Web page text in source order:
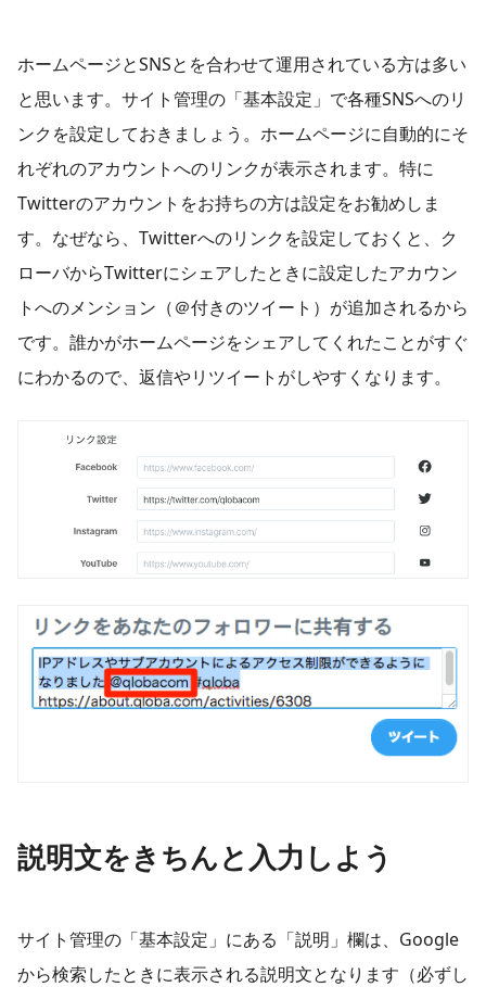
ホームページとSNSとを合わせて運用されている方は多い
と思います。サイト管理の「基本設定」で各種SNSへのリ
ンクを設定しておきましょう。ホームページに自動的にそ
れぞれのアカウントへのリンクが表示されます。特に
Twitterのアカウントをお持ちの方は設定をお勧めしま
す。なぜなら、Twitterへのリンクを設定しておくと、ク
ローバからTwitterにシェアしたときに設定したアカウン
トへのメンション（＠付きのツイート）が追加されるから
です。誰かがホームページをシェアしてくれたことがすぐ
にわかるので、返信やリツイートがしやすくなります。
説明文をきちんと入力しよう
サイト管理の「基本設定」にある「説明」欄は、Google
から検索したときに表示される説明文となります（必ずし